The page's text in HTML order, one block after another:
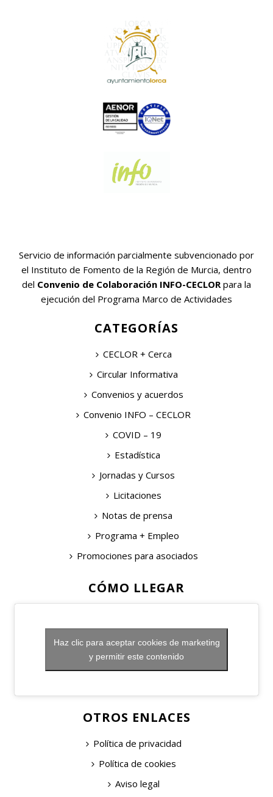
Servicio de información parcialmente subvencionado por
el Instituto de Fomento de la Región de Murcia, dentro
del Convenio de Colaboración INFO-CECLOR para la
ejecución del Programa Marco de Actividades
CATEGORÍAS
CECLOR + Cerca
Circular Informativa
Convenios y acuerdos
Convenio INFO – CECLOR
COVID – 19
Estadística
Jornadas y Cursos
Licitaciones
Notas de prensa
Programa + Empleo
Promociones para asociados
CÓMO LLEGAR
Haz clic para aceptar cookies de marketing
y permitir este contenido
OTROS ENLACES
Política de privacidad
Política de cookies
Aviso legal